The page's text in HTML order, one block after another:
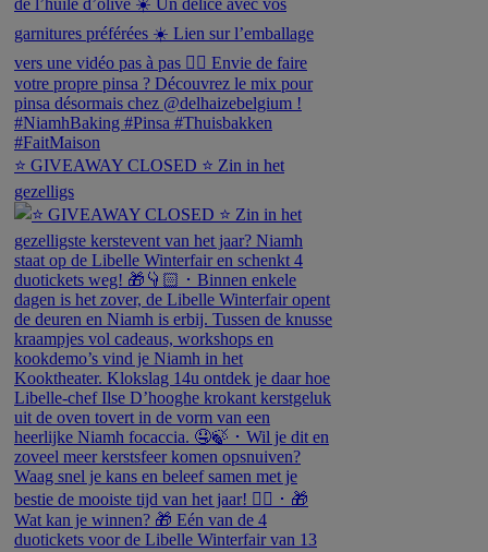
⭐️ GIVEAWAY CLOSED ⭐️ Zin in het
gezelligs